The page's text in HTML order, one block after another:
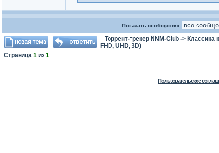
Показать сообщения:
Торрент-трекер NNM-Club -> Классика
FHD, UHD, 3D)
Страница 1 из 1
Пользовательское